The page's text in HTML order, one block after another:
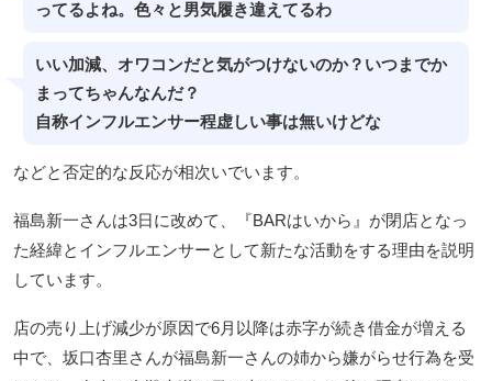
ってるよね。色々と男気履き違えてるわ
いい加減、オワコンだと気がつけないのか？いつまでか
まってちゃんなんだ？
自称インフルエンサー程虚しい事は無いけどな
などと否定的な反応が相次いでいます。
福島新一さんは3日に改めて、『BARはいから』が閉店となっ
た経緯とインフルエンサーとして新たな活動をする理由を説明
しています。
店の売り上げ減少が原因で6月以降は赤字が続き借金が増える
中で、坂口杏里さんが福島新一さんの姉から嫌がらせ行為を受